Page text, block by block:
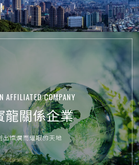
AFFILIATED COMPANY
龍關係企業
出燦爛而耀眼的天地